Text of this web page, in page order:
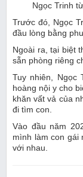
Ngọc Trinh
Trước đó, Ngọc
đầu lòng bằng
Ngoài ra, tại biệt
sẵn phòng riêng
Tuy nhiên, Ngọc
hoàng nội y cho
khăn vất vả của
đi tìm con.
Vào đầu năm
mình làm con gái
với nhau.